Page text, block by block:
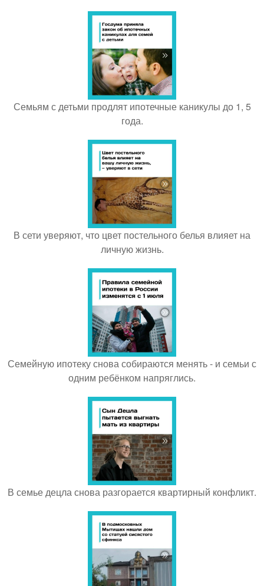
Семьям с детьми продлят ипотечные каникулы до 1, 5
года.
В сети уверяют, что цвет постельного белья влияет на
личную жизнь.
Семейную ипотеку снова собираются менять - и семьи с
одним ребёнком напряглись.
В семье децла снова разгорается квартирный конфликт.